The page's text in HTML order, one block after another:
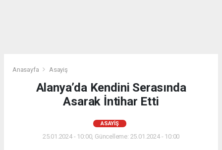
Anasayfa Asayiş
Alanya’da Kendini Serasında
Asarak İntihar Etti
ASAYIŞ
25.01.2024 - 10:00, Güncelleme: 25.01.2024 - 10:00